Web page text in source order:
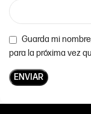
Guarda mi
para la próxima vez